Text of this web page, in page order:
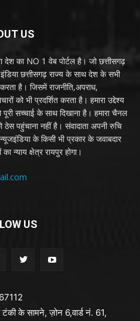
US
का NO 1 वेब पोर्टल है। जो छत्तीसगढ़
छत्तीसगढ़ राज्य के साथ देश के सभी
है। जिसमें राजनीति,अपराध,
को भी प्रदर्शित करता है। हमारा उद्देश्य
सच्चाई के साथ दिखाना है। हमारा चैनल
ठेस पहुंचाना नहीं है। संवादाता अपनी रुचि
के किसी भी प्रकार के जवाबदार
न्याय क्षेत्र रायपुर होगा।
US
टंकी के सामने, ज़ोन 6,वार्ड नं. 61,